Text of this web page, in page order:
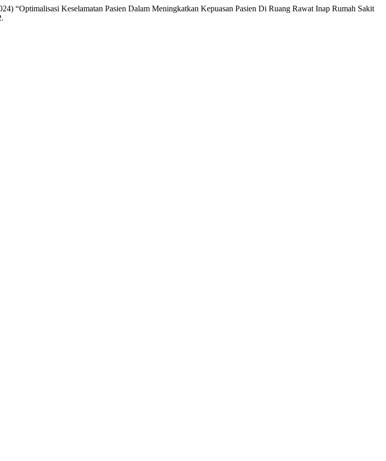
“Optimalisasi Keselamatan Pasien Dalam Meningkatkan Kepuasan Pasien Di Ruang Rawat Inap Rumah Sakit